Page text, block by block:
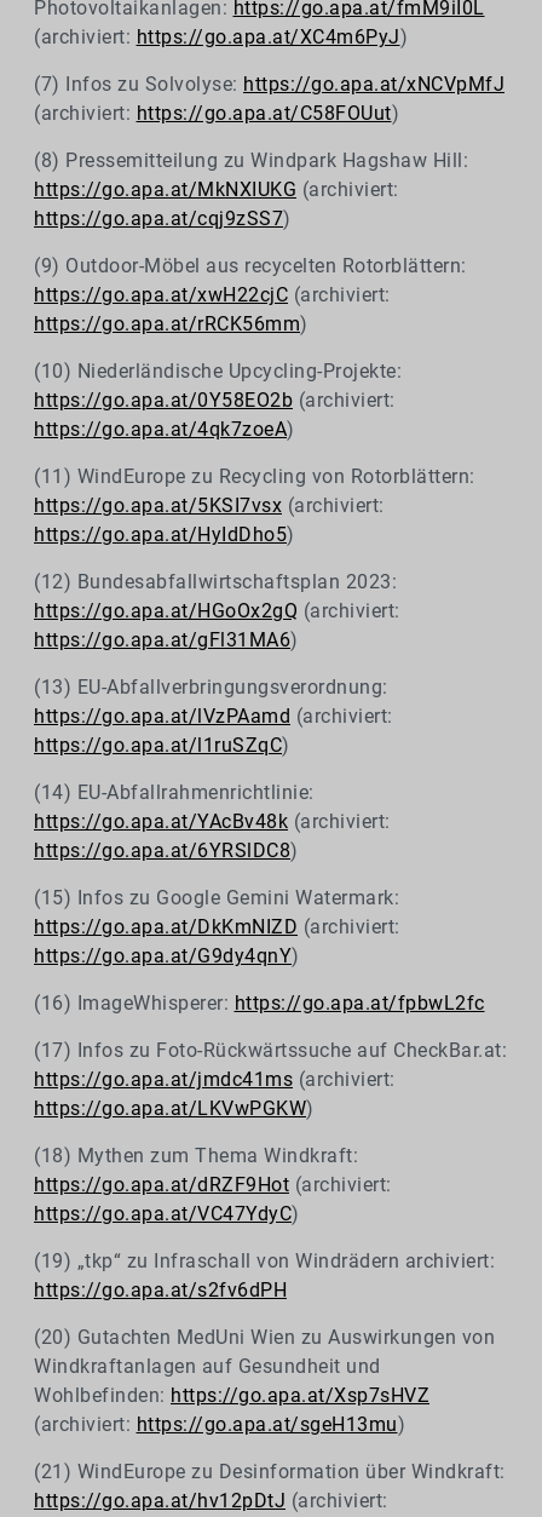
Photovoltaikanlagen: https://go.apa.at/fmM9iI0L
(archiviert: https://go.apa.at/XC4m6PyJ)
(7) Infos zu Solvolyse: https://go.apa.at/xNCVpMfJ
(archiviert: https://go.apa.at/C58FOUut)
(8) Pressemitteilung zu Windpark Hagshaw Hill:
https://go.apa.at/MkNXIUKG (archiviert:
https://go.apa.at/cqj9zSS7)
(9) Outdoor-Möbel aus recycelten Rotorblättern:
https://go.apa.at/xwH22cjC (archiviert:
https://go.apa.at/rRCK56mm)
(10) Niederländische Upcycling-Projekte:
https://go.apa.at/0Y58EO2b (archiviert:
https://go.apa.at/4qk7zoeA)
(11) WindEurope zu Recycling von Rotorblättern:
https://go.apa.at/5KSI7vsx (archiviert:
https://go.apa.at/HyIdDho5)
(12) Bundesabfallwirtschaftsplan 2023:
https://go.apa.at/HGoOx2gQ (archiviert:
https://go.apa.at/gFl31MA6)
(13) EU-Abfallverbringungsverordnung:
https://go.apa.at/lVzPAamd (archiviert:
https://go.apa.at/l1ruSZqC)
(14) EU-Abfallrahmenrichtlinie:
https://go.apa.at/YAcBv48k (archiviert:
https://go.apa.at/6YRSlDC8)
(15) Infos zu Google Gemini Watermark:
https://go.apa.at/DkKmNIZD (archiviert:
https://go.apa.at/G9dy4qnY)
(16) ImageWhisperer: https://go.apa.at/fpbwL2fc
(17) Infos zu Foto-Rückwärtssuche auf CheckBar.at:
https://go.apa.at/jmdc41ms (archiviert:
https://go.apa.at/LKVwPGKW)
(18) Mythen zum Thema Windkraft:
https://go.apa.at/dRZF9Hot (archiviert:
https://go.apa.at/VC47YdyC)
(19) „tkp“ zu Infraschall von Windrädern archiviert:
https://go.apa.at/s2fv6dPH
(20) Gutachten MedUni Wien zu Auswirkungen von
Windkraftanlagen auf Gesundheit und
Wohlbefinden: https://go.apa.at/Xsp7sHVZ
(archiviert: https://go.apa.at/sgeH13mu)
(21) WindEurope zu Desinformation über Windkraft:
https://go.apa.at/hv12pDtJ (archiviert: